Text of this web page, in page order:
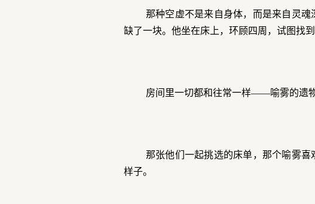
那种空虚不是来自身体，而是来自灵
缺了一块。他坐在床上，环顾四周，试图找到
房间里一切都和往常一样——喻雾的遗
那张他们一起挑选的床单，那个喻雾
样子。